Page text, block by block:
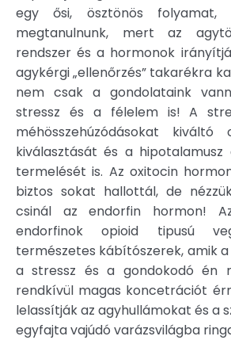
egy ősi, ösztönös
megtanulnunk, mert az
rendszer és a hormonok
agykérgi „ellenőrzés” takarékra
nem csak a gondolataink
stressz és a félelem is! A
méhösszehúzódásokat kiváltó
kiválasztását és a
termelését is. Az oxitocin
biztos sokat hallottál, de
csinál az endorfin hormon!
endorfinok opioid tipusú
természetes kábítószerek, amik a
a stressz és a gondokodó én
rendkívül magas koncetrációt
lelassítják az agyhullámokat és a
egyfajta vajúdó varázsvilágba